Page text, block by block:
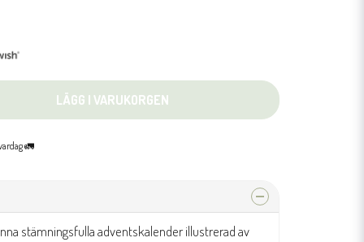
LÄGG I VARUKORGEN
🚛
stämningsfulla adventskalender illustrerad av